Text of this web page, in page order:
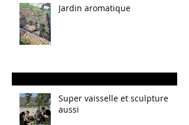
Jardin aromatique
Super vaisselle et sculpture
aussi